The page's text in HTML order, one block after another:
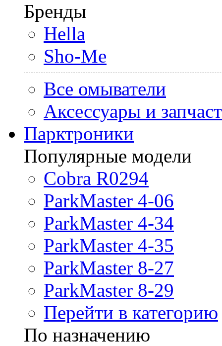
Бренды
Hella
Sho-Me
Все омыватели
Аксессуары и
Парктроники
Популярные модели
Cobra R0294
ParkMaster 4-06
ParkMaster 4-34
ParkMaster 4-35
ParkMaster 8-27
ParkMaster 8-29
Перейти в категорию
По назначению